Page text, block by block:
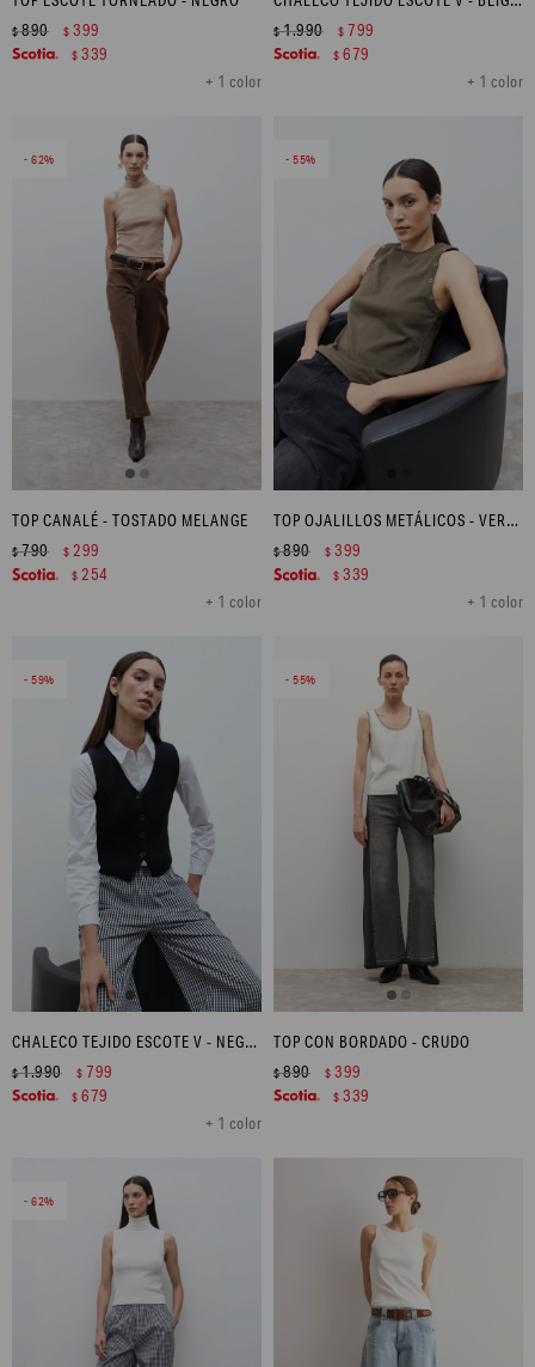
+ 1 color
$890 $ 399
$ 339
+ 1 color
$1.990 $ 799
$ 679
62
TOP CANALÉ - TOSTADO MELANGE
+ 1 color
$790 $ 299
$ 254
55
TOP OJALILLOS METÁLICOS - VERDE OLIVA
+ 1 color
$890 $ 399
$ 339
59
CHALECO TEJIDO ESCOTE V - NEGRO
+ 1 color
$1.990 $ 799
$ 679
55
TOP CON BORDADO - CRUDO
$890 $ 399
$ 339
62